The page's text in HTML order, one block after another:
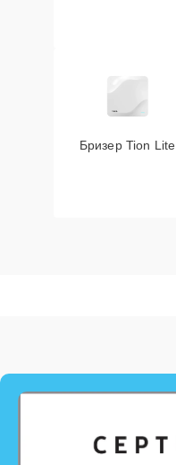
Бризер Tion Lite